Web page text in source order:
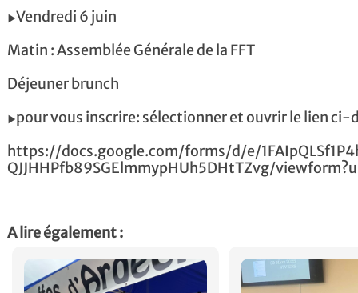
▶️Vendredi 6 juin
Matin : Assemblée Générale de la FFT
Déjeuner brunch
▶️pour vous inscrire: sélectionner et ouvrir le lien ci-
https://docs.google.com/forms/d/e/
QJJHHPfb89SGElmmypHUh5DHtTZvg/
A lire également :